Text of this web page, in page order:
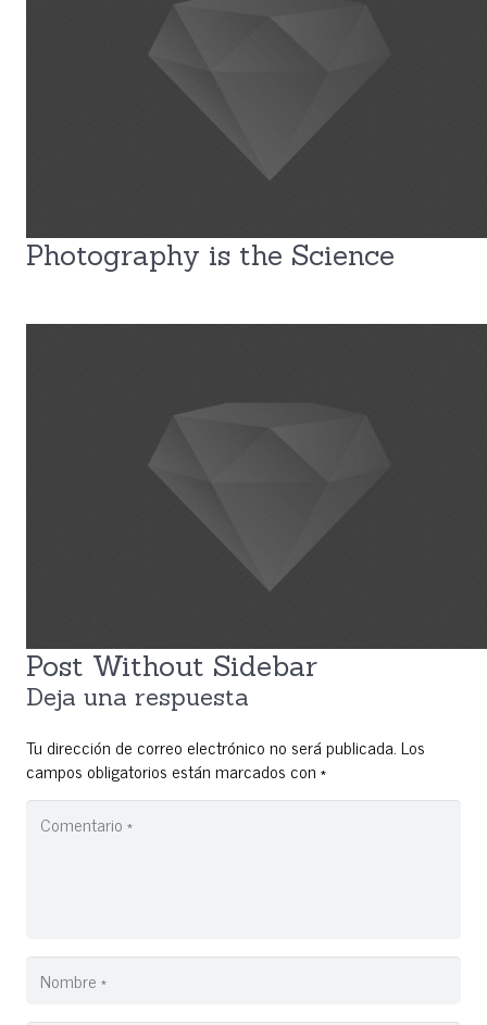
Photography is the Science
Post Without Sidebar
Deja una respuesta
Tu dirección de correo electrónico no será publicada.Los
campos obligatorios están marcados con*